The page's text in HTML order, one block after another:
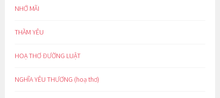
NHỚ MÃI
THẦM YÊU
HOẠ THƠ ĐƯỜNG LUẬT
NGHĨA YÊU THƯƠNG (hoạ thơ)